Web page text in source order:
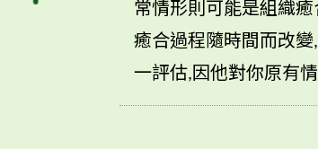
常情形則可能是組織
癒合過程隨時間而改
一評估,因他對你原有